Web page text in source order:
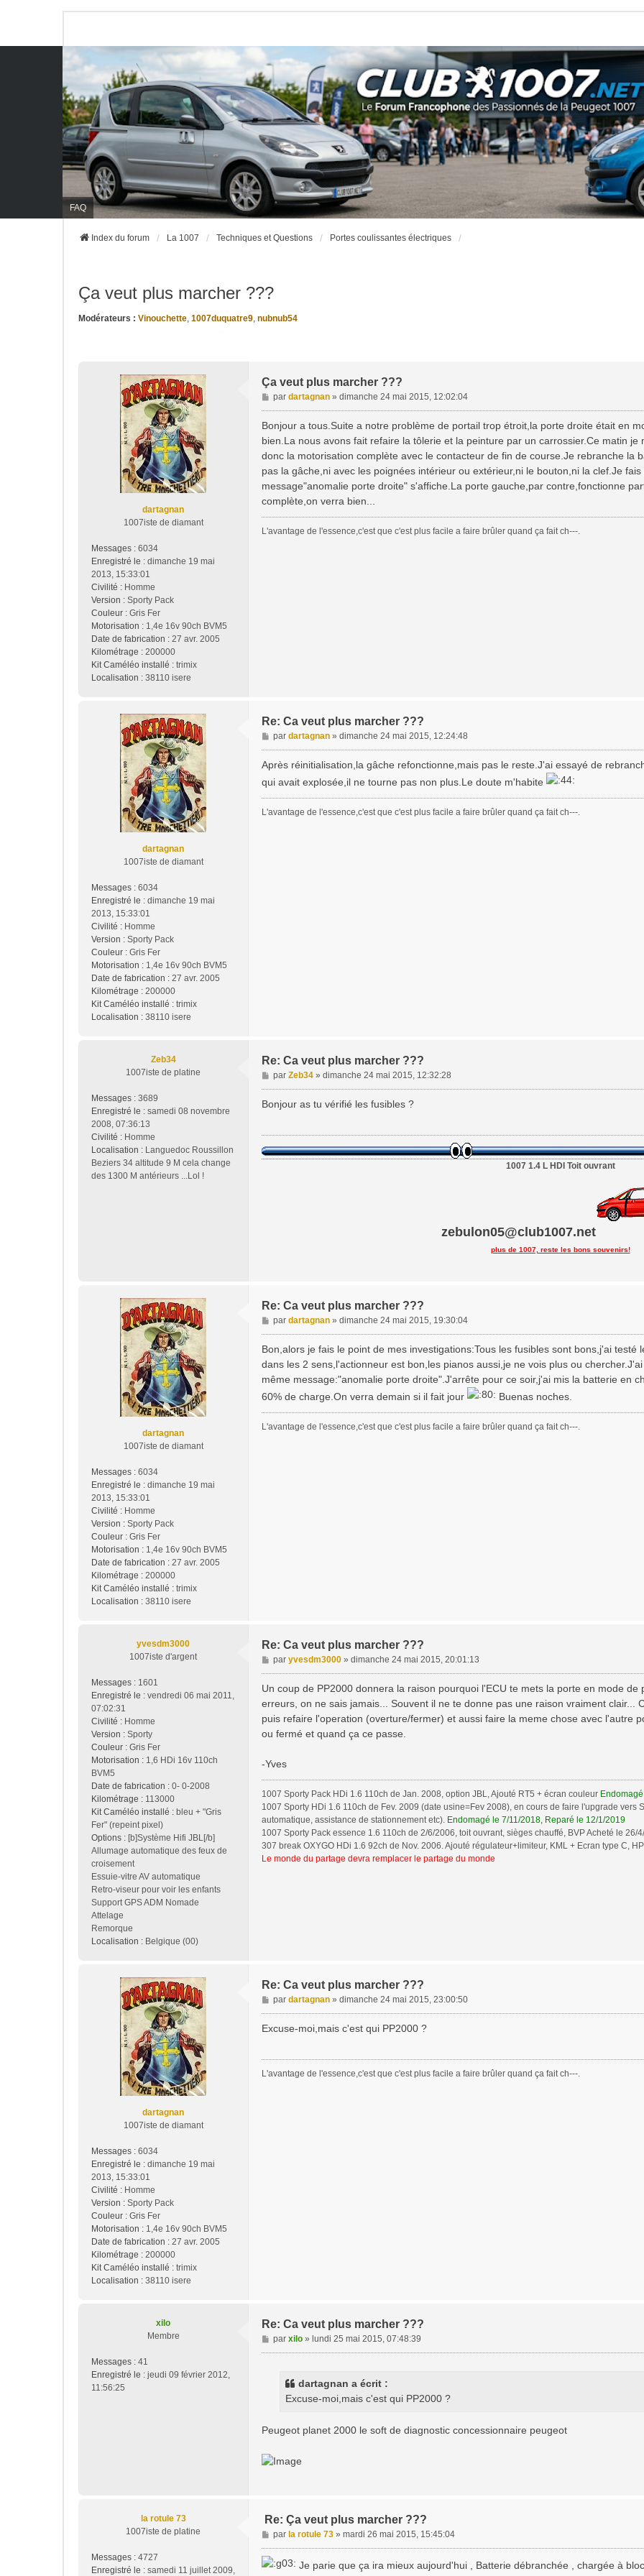
FAQ
Index du forum La 1007 Techniques et Questions Portes coulissantes électriques
Ça veut plus marcher ???
Modérateurs : Vinouchette, 1007duquatre9, nubnub54
dartagnan
1007iste de diamant
Messages : 6034
Enregistré le : dimanche 19 mai
2013, 15:33:01
Civilité : Homme
Version : Sporty Pack
Couleur : Gris Fer
Motorisation : 1,4e 16v 90ch BVM5
Date de fabrication : 27 avr. 2005
Kilométrage : 200000
Kit Caméléo installé : trimix
Localisation : 38110 isere
Ça veut plus marcher ???
M
e
s
g
e
par dartagnan» dimanche 24 mai 2015, 12:02:04
Bonjour a tous.Suite a notre problème de portail trop étroit,la porte droite était en
bien.La nous avons fait refaire la tôlerie et la peinture par un carrossier.Ce matin
donc la motorisation complète avec le contacteur de fin de course.Je rebranche la
pas la gâche,ni avec les poignées intérieur ou extérieur,ni le bouton,ni la clef.Je
message"anomalie porte droite" s'affiche.La porte gauche,par contre,fonctionne
complète,on verra bien...
L'avantage de l'essence,c'est que c'est plus facile a faire brûler quand ça fait ch---.
dartagnan
1007iste de diamant
Messages : 6034
Enregistré le : dimanche 19 mai
2013, 15:33:01
Civilité : Homme
Version : Sporty Pack
Couleur : Gris Fer
Motorisation : 1,4e 16v 90ch BVM5
Date de fabrication : 27 avr. 2005
Kilométrage : 200000
Kit Caméléo installé : trimix
Localisation : 38110 isere
Re: Ca veut plus marcher ???
M
e
s
a
g
e
par dartagnan» dimanche 24 mai 2015, 12:24:48
Après réinitialisation,la gâche refonctionne,mais pas le reste.J'ai essayé de
qui avait explosée,il ne tourne pas non plus.Le doute m'habite
L'avantage de l'essence,c'est que c'est plus facile a faire brûler quand ça fait ch---.
Zeb34
1007iste de platine
Messages : 3689
Enregistré le : samedi 08 novembre
2008, 07:36:13
Civilité : Homme
Localisation : Languedoc Roussillon
Beziers 34 altitude 9 M cela change
des 1300 M antérieurs ...Lol !
Re: Ca veut plus marcher ???
M
e
s
e
par Zeb34» dimanche 24 mai 2015, 12:32:28
Bonjour as tu vérifié les fusibles ?
1007 1.4 L HDI Toit ouvrant
zebulon05@club1007.net
plus de 1007, reste les bons souvenirs!
dartagnan
1007iste de diamant
Messages : 6034
Enregistré le : dimanche 19 mai
2013, 15:33:01
Civilité : Homme
Version : Sporty Pack
Couleur : Gris Fer
Motorisation : 1,4e 16v 90ch BVM5
Date de fabrication : 27 avr. 2005
Kilométrage : 200000
Kit Caméléo installé : trimix
Localisation : 38110 isere
Re: Ca veut plus marcher ???
M
e
s
g
e
par dartagnan» dimanche 24 mai 2015, 19:30:04
Bon,alors je fais le point de mes investigations:Tous les fusibles sont bons,j'ai
dans les 2 sens,l'actionneur est bon,les pianos aussi,je ne vois plus ou
même message:"anomalie porte droite".J'arrête pour ce soir,j'ai mis la batterie en
60% de charge.On verra demain si il fait jour
Buenas noches.
L'avantage de l'essence,c'est que c'est plus facile a faire brûler quand ça fait ch---.
yvesdm3000
1007iste d'argent
Messages : 1601
Enregistré le : vendredi 06 mai 2011,
07:02:31
Civilité : Homme
Version : Sporty
Couleur : Gris Fer
Motorisation : 1,6 HDi 16v 110ch
BVM5
Date de fabrication : 0- 0-2008
Kilométrage : 113000
Kit Caméléo installé : bleu + "Gris
Fer" (repeint pixel)
Options : [b]Système Hifi JBL[/b]
Allumage automatique des feux de
croisement
Essuie-vitre AV automatique
Retro-viseur pour voir les enfants
Support GPS ADM Nomade
Attelage
Remorque
Localisation : Belgique (00)
Re: Ca veut plus marcher ???
M
e
s
g
e
par yvesdm3000» dimanche 24 mai 2015, 20:01:13
Un coup de PP2000 donnera la raison pourquoi l'ECU te mets la porte en mode
erreurs, on ne sais jamais... Souvent il ne te donne pas une raison vraiment clair...
puis refaire l'operation (overture/fermer) et aussi faire la meme chose avec l'autre
ou fermé et quand ça ce passe.
-Yves
1007 Sporty Pack HDi 1.6 110ch de Jan. 2008, option JBL, Ajouté RT5 + écran couleur
1007 Sporty HDi 1.6 110ch de Fev. 2009 (date usine=Fev 2008), en cours de faire l'upgrade vers
automatique, assistance de stationnement etc). Endomagé le 7/11/2018, Reparé le 12/1/2019
1007 Sporty Pack essence 1.6 110ch de 2/6/2006, toit ouvrant, sièges chauffé, BVP Acheté le 26/
307 break OXYGO HDi 1.6 92ch de Nov. 2006. Ajouté régulateur+limiteur, KML + Ecran type C,
Le monde du partage devra remplacer le partage du monde
dartagnan
1007iste de diamant
Messages : 6034
Enregistré le : dimanche 19 mai
2013, 15:33:01
Civilité : Homme
Version : Sporty Pack
Couleur : Gris Fer
Motorisation : 1,4e 16v 90ch BVM5
Date de fabrication : 27 avr. 2005
Kilométrage : 200000
Kit Caméléo installé : trimix
Localisation : 38110 isere
Re: Ca veut plus marcher ???
M
e
s
e
par dartagnan» dimanche 24 mai 2015, 23:00:50
Excuse-moi,mais c'est qui PP2000 ?
L'avantage de l'essence,c'est que c'est plus facile a faire brûler quand ça fait ch---.
xilo
Membre
Messages : 41
Enregistré le : jeudi 09 février 2012,
11:56:25
Re: Ca veut plus marcher ???
M
e
par xilo» lundi 25 mai 2015, 07:48:39
dartagnan a écrit :
Excuse-moi,mais c'est qui PP2000 ?
Peugeot planet 2000 le soft de diagnostic concessionnaire peugeot
la rotule 73
1007iste de platine
Messages : 4727
Enregistré le : samedi 11 juillet 2009,
Re: Ça veut plus marcher ???
M
e
s
par la rotule 73» mardi 26 mai 2015, 15:45:04
Je parie que ça ira mieux aujourd'hui , Batterie débranchée , chargée à